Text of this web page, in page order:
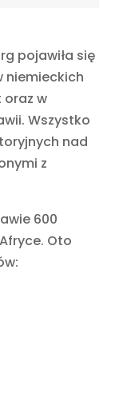
pojawiła się
niemieckich
oraz w
Wszystko
nad
z
600
Oto